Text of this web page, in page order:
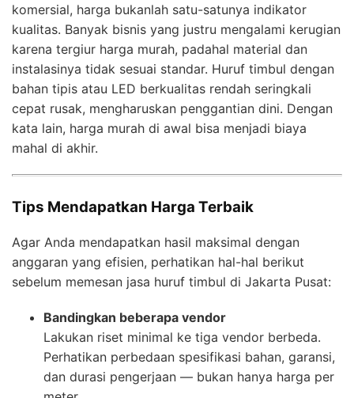
komersial, harga bukanlah satu-satunya indikator
kualitas. Banyak bisnis yang justru mengalami kerugian
karena tergiur harga murah, padahal material dan
instalasinya tidak sesuai standar. Huruf timbul dengan
bahan tipis atau LED berkualitas rendah seringkali
cepat rusak, mengharuskan penggantian dini. Dengan
kata lain, harga murah di awal bisa menjadi biaya
mahal di akhir.
Tips Mendapatkan Harga Terbaik
Agar Anda mendapatkan hasil maksimal dengan
anggaran yang efisien, perhatikan hal-hal berikut
sebelum memesan jasa huruf timbul di Jakarta Pusat:
Bandingkan beberapa vendor
Lakukan riset minimal ke tiga vendor berbeda.
Perhatikan perbedaan spesifikasi bahan, garansi,
dan durasi pengerjaan — bukan hanya harga per